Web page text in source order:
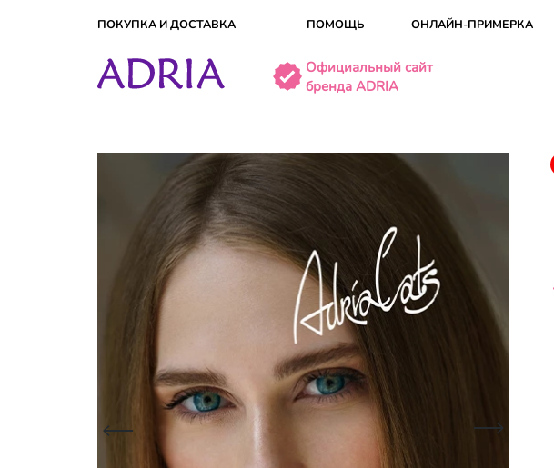
ПОКУПКА И ДОСТАВКA ПОМОЩЬ ОНЛАЙН-ПРИМЕРКА
Официальный сайт
бренда ADRIA